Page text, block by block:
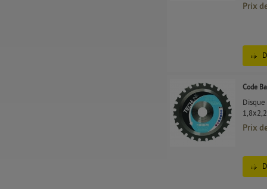
Prix
Code
Prix